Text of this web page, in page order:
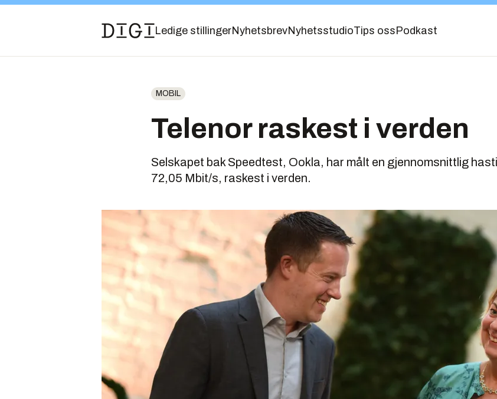
Ledige stillingerNyhetsbrevNyhetsstudioTips oss Podkast
MOBIL
Telenor raskest i verden
Selskapet bak Speedtest, Ookla, har målt en gjennomsnittlig
72,05 Mbit/s, raskest i verden.